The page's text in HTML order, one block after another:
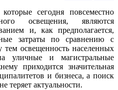
сегодня повсеместно
освещения, являются
и, как предполагается,
затраты по сравнению с
освещенность населенных
уличные и магистральные
приходится значительная
и бизнеса, а поиск
теряет актуальности.